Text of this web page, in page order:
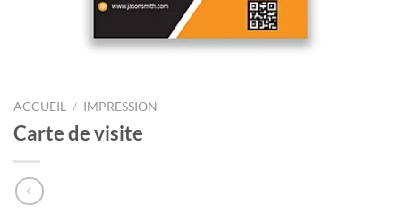
ACCUEIL / IMPRESSION
Carte de visite